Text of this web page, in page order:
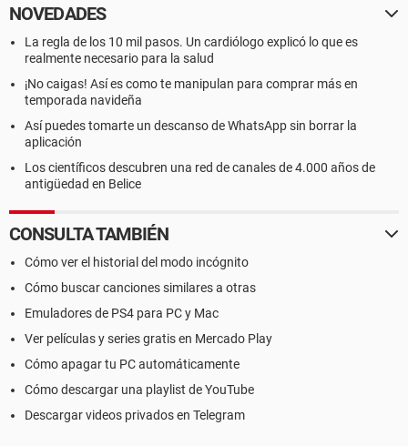
NOVEDADES
La regla de los 10 mil pasos. Un cardiólogo explicó lo que es
realmente necesario para la salud
¡No caigas! Así es como te manipulan para comprar más en
temporada navideña
Así puedes tomarte un descanso de WhatsApp sin borrar la
aplicación
Los científicos descubren una red de canales de 4.000 años de
antigüedad en Belice
CONSULTA TAMBIÉN
Cómo ver el historial del modo incógnito
Cómo buscar canciones similares a otras
Emuladores de PS4 para PC y Mac
Ver películas y series gratis en Mercado Play
Cómo apagar tu PC automáticamente
Cómo descargar una playlist de YouTube
Descargar videos privados en Telegram